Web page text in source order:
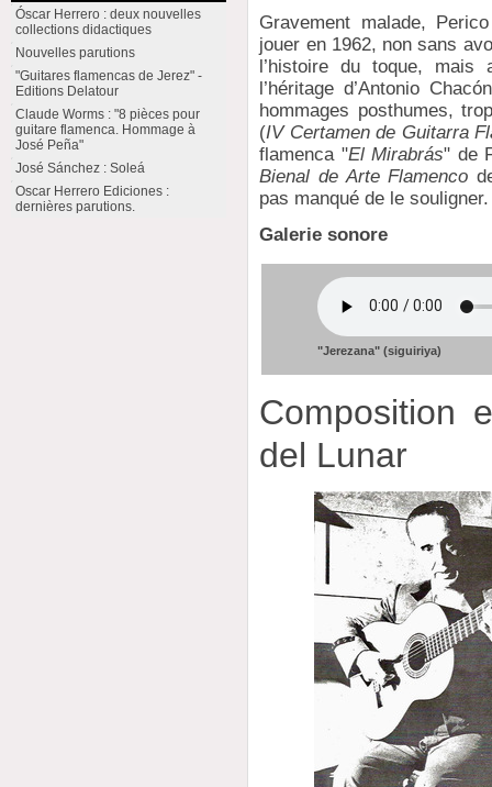
Gravement malade,
jouer en 1962, non sans
l’histoire du toque,
l’héritage d’Antonio
hommages posthumes,
(IV Certamen de Guitarra
flamenca "El Mirabrás" de
Bienal de Arte Flamenco
pas manqué de le souligner.
Galerie sonore
"Jerezana" (siguiriya)
Composition
del Lunar
Óscar Herrero : deux nouvelles
collections didactiques
Nouvelles parutions
"Guitares flamencas de Jerez" -
Editions Delatour
Claude Worms : "8 pièces pour
guitare flamenca. Hommage à
José Peña"
José Sánchez : Soleá
Oscar Herrero Ediciones :
dernières parutions.